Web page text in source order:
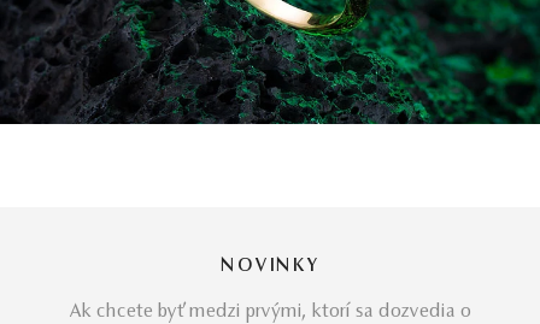
NOVINKY
Ak chcete byť medzi prvými, ktorí sa dozvedia o